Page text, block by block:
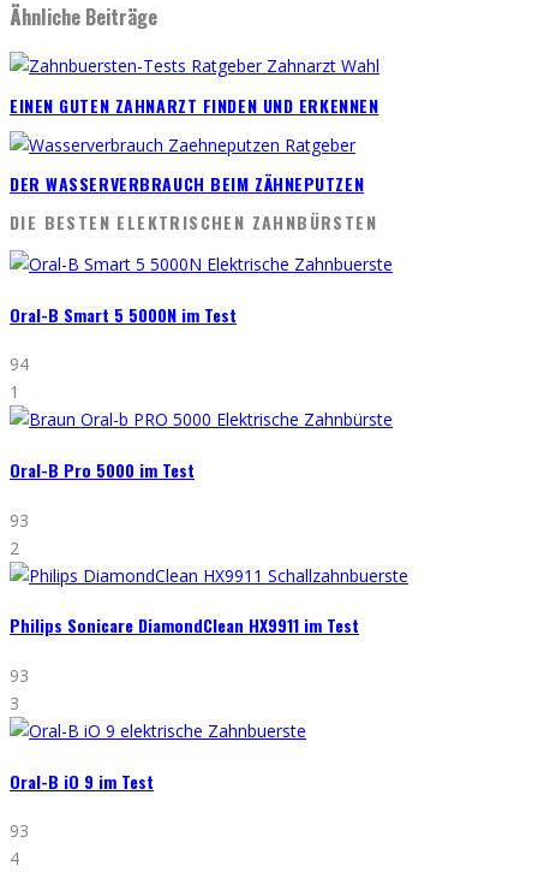
Ähnliche Beiträge
EINEN GUTEN ZAHNARZT FINDEN UND ERKENNEN
DER WASSERVERBRAUCH BEIM ZÄHNEPUTZEN
DIE BESTEN ELEKTRISCHEN ZAHNBÜRSTEN
Oral-B Smart 5 5000N im Test
94
1
Oral-B Pro 5000 im Test
93
2
Philips Sonicare DiamondClean HX9911 im Test
93
3
Oral-B iO 9 im Test
93
4